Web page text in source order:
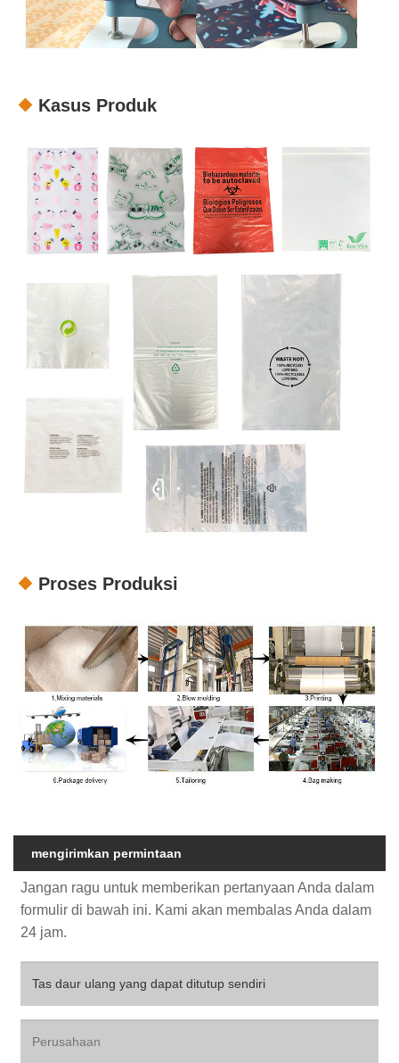
Kasus Produk
Proses Produksi
mengirimkan permintaan
Jangan ragu untuk memberikan pertanyaan Anda dalam
formulir di bawah ini. Kami akan membalas Anda dalam
24 jam.